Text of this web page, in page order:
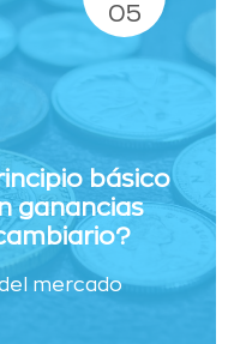
05
básico
ganancias
mercado